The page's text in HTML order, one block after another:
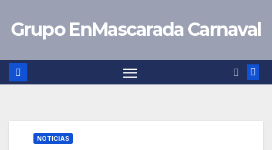
Grupo EnMascarada Carnaval
NOTICIAS